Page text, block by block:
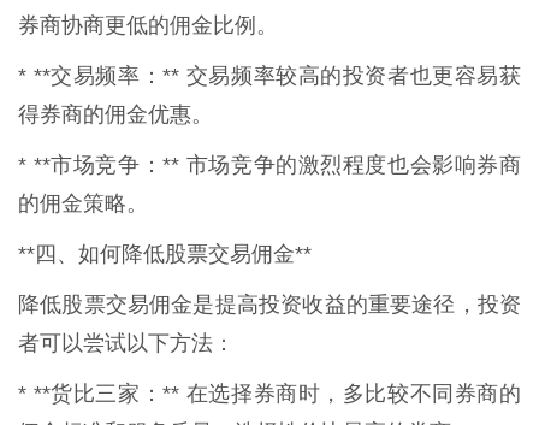
券商协商更低的佣金比例。
* **交易频率：** 交易频率较高的投资者也更容易获
得券商的佣金优惠。
* **市场竞争：** 市场竞争的激烈程度也会影响券商
的佣金策略。
**四、如何降低股票交易佣金**
降低股票交易佣金是提高投资收益的重要途径，投资
者可以尝试以下方法：
* **货比三家：** 在选择券商时，多比较不同券商的